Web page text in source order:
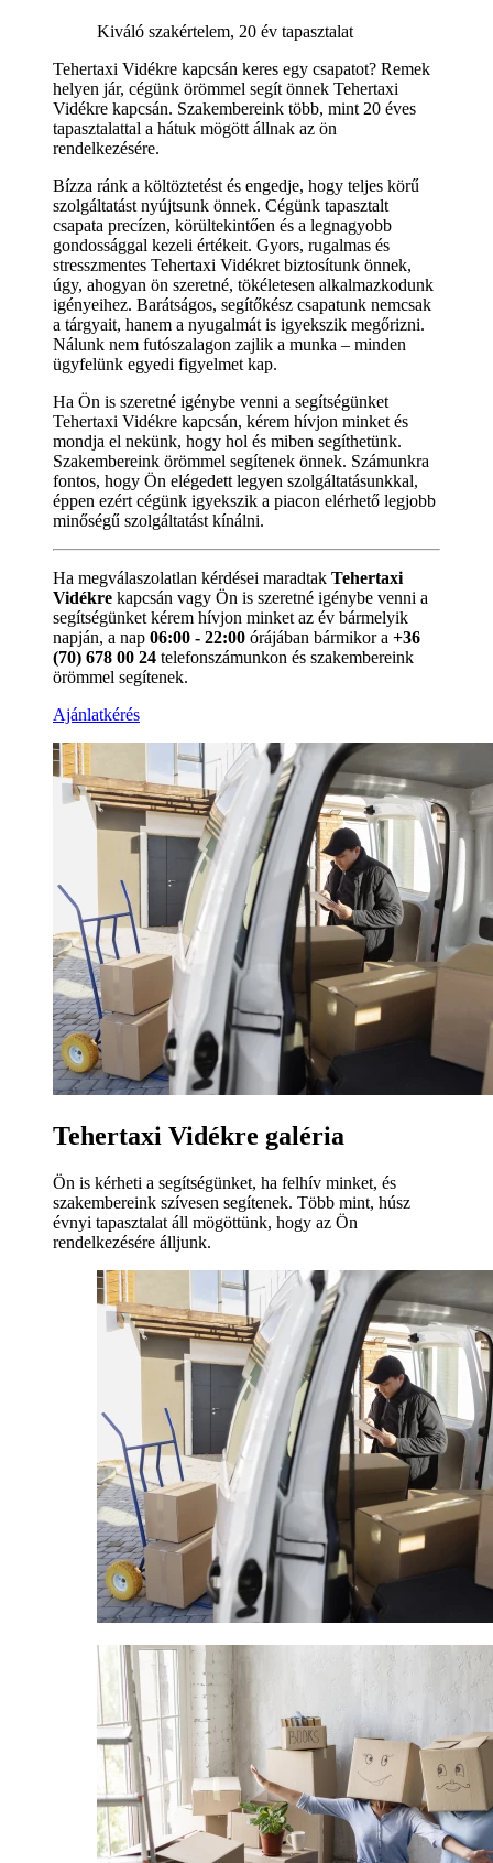
Kiváló szakértelem, 20 év tapasztalat
Tehertaxi Vidékre kapcsán keres egy csapatot? Remek
helyen jár, cégünk örömmel segít önnek Tehertaxi
Vidékre kapcsán. Szakembereink több, mint 20 éves
tapasztalattal a hátuk mögött állnak az ön
rendelkezésére.
Bízza ránk a költöztetést és engedje, hogy teljes körű
szolgáltatást nyújtsunk önnek. Cégünk tapasztalt
csapata precízen, körültekintően és a legnagyobb
gondossággal kezeli értékeit. Gyors, rugalmas és
stresszmentes Tehertaxi Vidékret biztosítunk önnek,
úgy, ahogyan ön szeretné, tökéletesen alkalmazkodunk
igényeihez. Barátságos, segítőkész csapatunk nemcsak
a tárgyait, hanem a nyugalmát is igyekszik megőrizni.
Nálunk nem futószalagon zajlik a munka – minden
ügyfelünk egyedi figyelmet kap.
Ha Ön is szeretné igénybe venni a segítségünket
Tehertaxi Vidékre kapcsán, kérem hívjon minket és
mondja el nekünk, hogy hol és miben segíthetünk.
Szakembereink örömmel segítenek önnek. Számunkra
fontos, hogy Ön elégedett legyen szolgáltatásunkkal,
éppen ezért cégünk igyekszik a piacon elérhető legjobb
minőségű szolgáltatást kínálni.
Ha megválaszolatlan kérdései maradtak Tehertaxi
Vidékre kapcsán vagy Ön is szeretné igénybe venni a
segítségünket kérem hívjon minket az év bármelyik
napján, a nap 06:00 - 22:00 órájában bármikor a +36
(70) 678 00 24 telefonszámunkon és szakembereink
örömmel segítenek.
Ajánlatkérés
Tehertaxi Vidékre galéria
Ön is kérheti a segítségünket, ha felhív minket, és
szakembereink szívesen segítenek. Több mint, húsz
évnyi tapasztalat áll mögöttünk, hogy az Ön
rendelkezésére álljunk.